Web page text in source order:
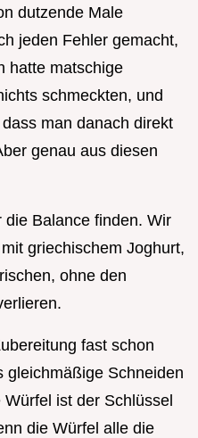
dutzende Male
jeden Fehler gemacht,
hatte matschige
schmeckten, und
man danach direkt
genau aus diesen
die Balance finden. Wir
griechischem Joghurt,
ohne den
fast schon
gleichmäßige Schneiden
ist der Schlüssel
die Würfel alle die